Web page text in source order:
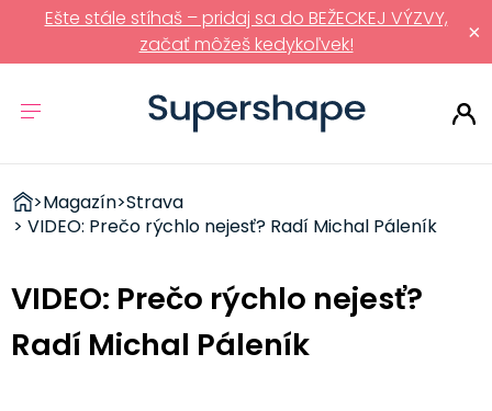
×
Ešte stále stíhaš – pridaj sa do BEŽECKEJ VÝZVY,
začať môžeš kedykoľvek!
ZDRAVÉ
RÝCHLOVKY
>Magazín>Strava
> VIDEO: Prečo rýchlo nejesť? Radí Michal Páleník
VIDEO: Prečo rýchlo nejesť?
Radí Michal Páleník